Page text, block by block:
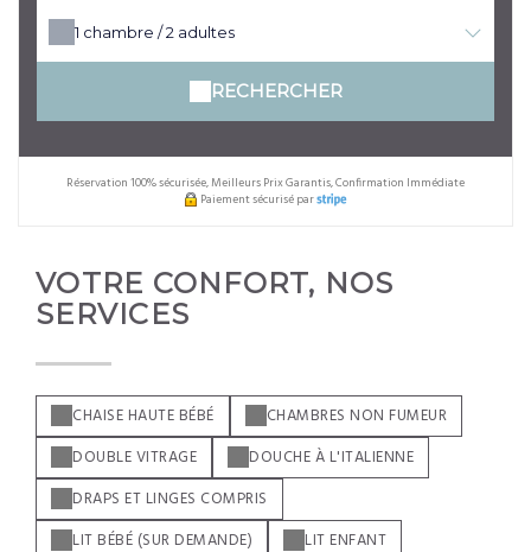
1 chambre /2 adultes
RECHERCHER
Réservation 100% sécurisée, Meilleurs Prix Garantis, Confirmation Immédiate
Paiement sécurisé par
VOTRE CONFORT, NOS
SERVICES
CHAISE HAUTE BÉBÉ
CHAMBRES NON FUMEUR
DOUBLE VITRAGE
DOUCHE À L'ITALIENNE
DRAPS ET LINGES COMPRIS
LIT BÉBÉ (SUR DEMANDE)
LIT ENFANT